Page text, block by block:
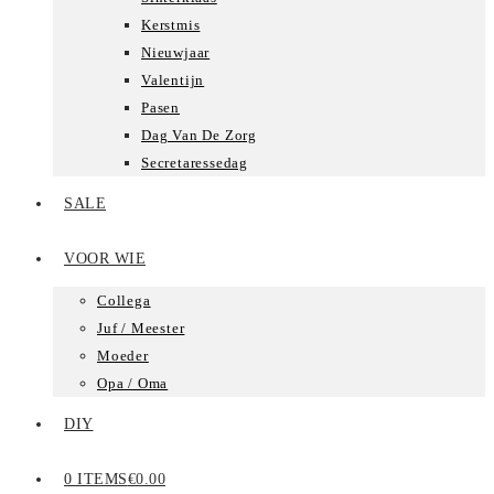
Kerstmis
Nieuwjaar
Valentijn
Pasen
Dag Van De Zorg
Secretaressedag
SALE
VOOR WIE
Collega
Juf / Meester
Moeder
Opa / Oma
DIY
0 ITEMS€0.00